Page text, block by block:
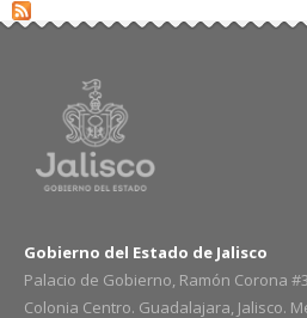
Gobierno del Estado de Jalisco
Palacio de Gobierno, Ramón Corona
Colonia Centro. Guadalajara, Jalisco.